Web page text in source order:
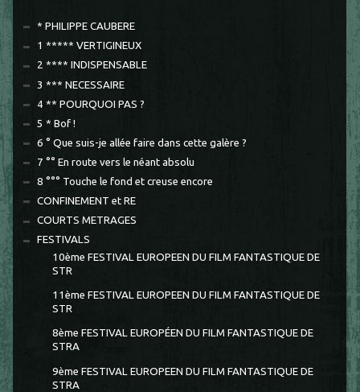
* PHILIPPE CAUBERE
1 ***** VERTIGINEUX
2 **** INDISPENSABLE
3 *** NECESSAIRE
4 ** POURQUOI PAS ?
5 * Bof !
6 ° Que suis-je allée faire dans cette galère ?
7 °° En route vers le néant absolu
8 °°° Touche le fond et creuse encore
CONFINEMENT et RE
COURTS METRAGES
FESTIVALS
10ème FESTIVAL EUROPEEN DU FILM FANTASTIQUE DE
STR
11ème FESTIVAL EUROPEEN DU FILM FANTASTIQUE DE
STR
8ème FESTIVAL EUROPÉEN DU FILM FANTASTIQUE DE
STRA
9ème FESTIVAL EUROPEEN DU FILM FANTASTIQUE DE
STRA